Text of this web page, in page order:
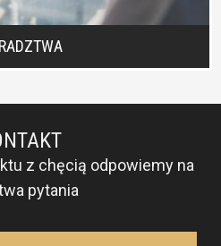
z chęcią odpowiemy na
pytania